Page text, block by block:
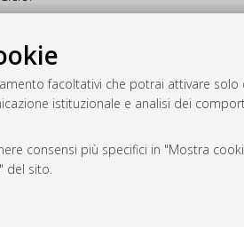
facoltativi che potrai attivare solo
istituzionale e analisi dei
consensi più specifici in "Mostra
del sito.
Questa lista e' stata generata il